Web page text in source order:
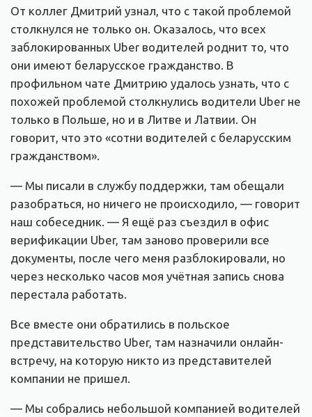
От коллег Дмитрий узнал, что с такой проблемой
столкнулся не только он. Оказалось, что всех
заблокированных Uber водителей роднит то, что
они имеют беларусское гражданство. В
профильном чате Дмитрию удалось узнать, что с
похожей проблемой столкнулись водители Uber не
только в Польше, но и в Литве и Латвии. Он
говорит, что это «сотни водителей с беларусским
гражданством».
— Мы писали в службу поддержки, там обещали
разобраться, но ничего не происходило, — говорит
наш собеседник. — Я ещё раз съездил в офис
верификации Uber, там заново проверили все
документы, после чего меня разблокировали, но
через несколько часов моя учётная запись снова
перестала работать.
Все вместе они обратились в польское
представительство Uber, там назначили онлайн-
встречу, на которую никто из представителей
компании не пришел.
— Мы собрались небольшой компанией водителей